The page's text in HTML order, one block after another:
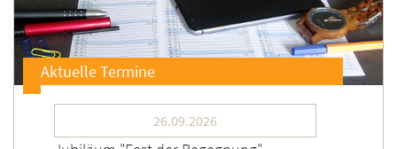
Aktuelle Termine
26.09.2026